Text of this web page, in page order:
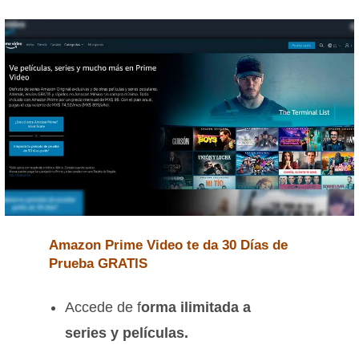
Amazon Prime Video te da 30 Días de
Prueba GRATIS
Accede de forma ilimitada a
series y películas.